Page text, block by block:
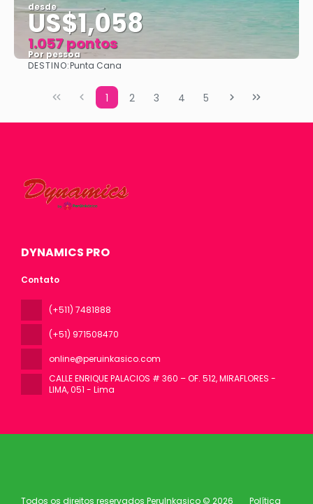
desde
US$1,058
1.057 pontos
Por pessoa
DESTINO:Punta Cana
1 2 3 4 5
DYNAMICS PRO
Contato
(+511) 7481888
(+51) 971508470
online@peruinkasico.com
CALLE ENRIQUE PALACIOS # 360 – OF. 512, MIRAFLORES -
LIMA, 051 - Lima
Todos os direitos reservados PeruInkasico © 2026 Política